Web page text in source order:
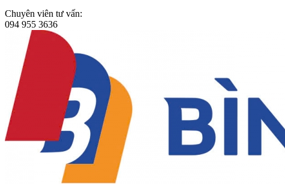
Chuyên viên tư vấn:
094 955 3636